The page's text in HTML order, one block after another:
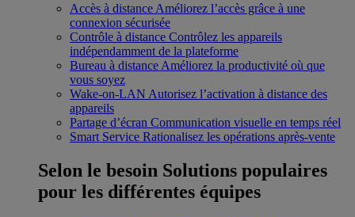
Accès à distance Améliorez l’accès grâce à une
connexion sécurisée
Contrôle à distance Contrôlez les appareils
indépendamment de la plateforme
Bureau à distance Améliorez la productivité où que
vous soyez
Wake-on-LAN Autorisez l’activation à distance des
appareils
Partage d’écran Communication visuelle en temps réel
Smart Service Rationalisez les opérations après-vente
Selon le besoin Solutions populaires
pour les différentes équipes